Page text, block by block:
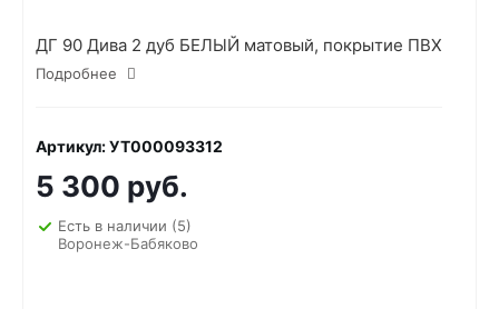
ДГ 90 Дива 2 дуб БЕЛЫЙ матовый, покрытие ПВХ
Подробнее
Артикул: УТ000093312
5 300 руб.
Есть в наличии (5)
Воронеж-Бабяково